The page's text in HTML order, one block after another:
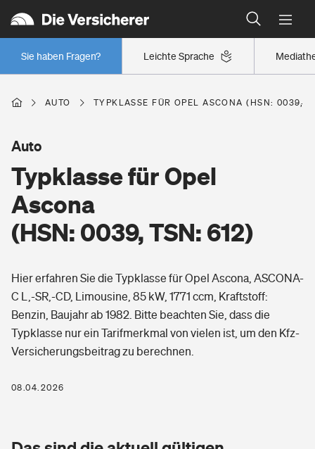
Leichte Sprache
Sie haben Fragen?
Wer versichert was: Jetzt Versicherer finden
Regionalklassen: So ist Ihre Region eingestuft
Wer versichert was: Jetzt Versicherer finden
Berufsunfähigkeitsversicherung
Arbeitsrechtsschutz
Berufshaftpflichtversicherung
Wohnen
Wohngebäudeversicherung
Hausratversicherung
Elementarversicherung
Photovoltaik
Wärmepumpen versichern
Pri­vate Haft­pflicht­
Rechts­schutz­ver­si­che­rung
Kinderunfall­ver­si­che­rung
Gesundheit
Private Krankenversicherung
AUTO TYPKLASSE FÜR OPEL ASCONA (HSN: 0039,
Typklasse für Opel
Ascona
(HSN: 0039, TSN: 612)
Auto
Hier erfahren Sie die Typklasse für Opel Ascona, ASCONA-
C L,-SR,-CD, Limousine, 85 kW, 1771 ccm, Kraftstoff:
Benzin, Baujahr ab 1982. Bitte beachten Sie, dass die
Typklasse nur ein Tarifmerkmal von vielen ist, um den Kfz-
Versicherungsbeitrag zu berechnen.
08.04.2026